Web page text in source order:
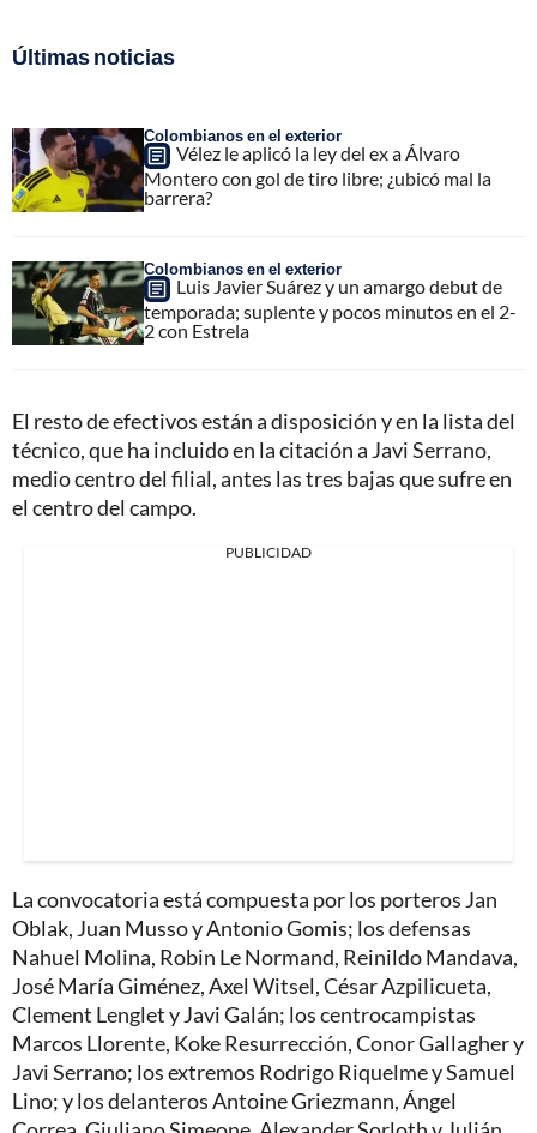
Últimas noticias
Colombianos en el exterior
Vélez le aplicó la ley del ex a Álvaro
Montero con gol de tiro libre; ¿ubicó mal la
barrera?
Colombianos en el exterior
Luis Javier Suárez y un amargo debut de
temporada; suplente y pocos minutos en el 2-
2 con Estrela
El resto de efectivos están a disposición y en la lista del
técnico, que ha incluido en la citación a Javi Serrano,
medio centro del filial, antes las tres bajas que sufre en
el centro del campo.
PUBLICIDAD
La convocatoria está compuesta por los porteros Jan
Oblak, Juan Musso y Antonio Gomis; los defensas
Nahuel Molina, Robin Le Normand, Reinildo Mandava,
José María Giménez, Axel Witsel, César Azpilicueta,
Clement Lenglet y Javi Galán; los centrocampistas
Marcos Llorente, Koke Resurrección, Conor Gallagher y
Javi Serrano; los extremos Rodrigo Riquelme y Samuel
Lino; y los delanteros Antoine Griezmann, Ángel